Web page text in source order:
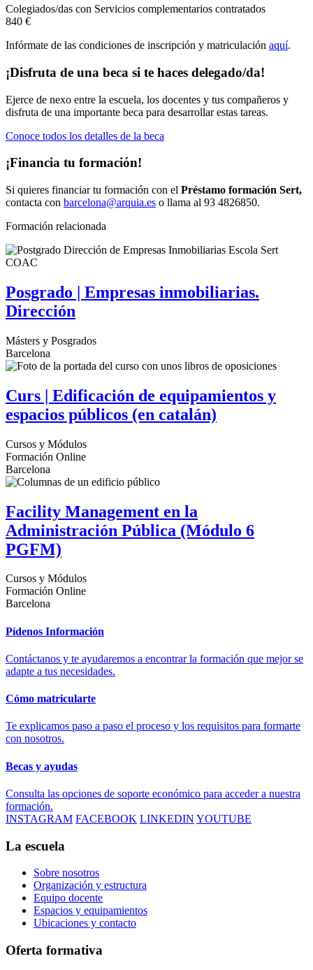
Colegiados/das con Servicios complementarios contratados
840 €
Infórmate de las condiciones de inscripción y matriculación aquí.
¡Disfruta de una beca si te haces delegado/da!
Ejerce de nexo entre la escuela, los docentes y tus compañeros y
disfruta de una importante beca para desarrollar estas tareas.
Conoce todos los detalles de la beca
¡Financia tu formación!
Si quieres financiar tu formación con el Préstamo formación Sert,
contacta con barcelona@arquia.es o llama al 93 4826850.
Formación relacionada
Posgrado | Empresas inmobiliarias.
Dirección
Másters y Posgrados
Barcelona
Curs | Edificación de equipamientos y
espacios públicos (en catalán)
Cursos y Módulos
Formación Online
Barcelona
Facility Management en la
Administración Pública (Módulo 6
PGFM)
Cursos y Módulos
Formación Online
Barcelona
Pídenos Información
Contáctanos y te ayudaremos a encontrar la formación que mejor se
adapte a tus necesidades.
Cómo matricularte
Te explicamos paso a paso el proceso y los requisitos para formarte
con nosotros.
Becas y ayudas
Consulta las opciones de soporte económico para acceder a nuestra
formación.
INSTAGRAM FACEBOOK LINKEDIN YOUTUBE
La escuela
Sobre nosotros
Organización y estructura
Equipo docente
Espacios y equipamientos
Ubicaciones y contacto
Oferta formativa